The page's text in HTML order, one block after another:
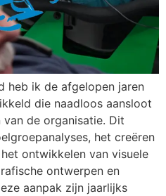
heb ik de afgelopen jaren
die naadloos aansloot
de organisatie. Dit
het creëren
ontwikkelen van visuele
ontwerpen en
aanpak zijn jaarlijks